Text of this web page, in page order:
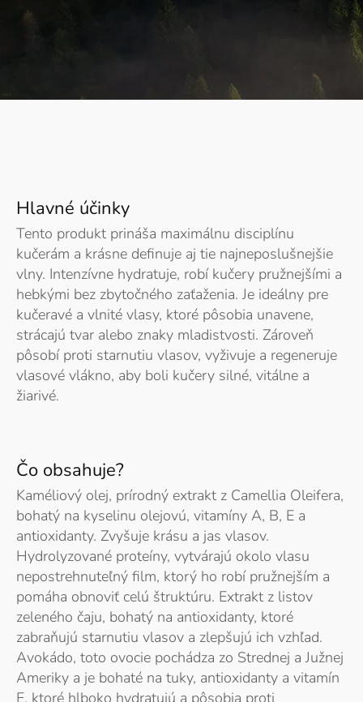
Hlavné účinky
Tento produkt prináša maximálnu disciplínu
kučerám a krásne definuje aj tie najneposlušnejšie
vlny. Intenzívne hydratuje, robí kučery pružnejšími a
hebkými bez zbytočného zaťaženia. Je ideálny pre
kučeravé a vlnité vlasy, ktoré pôsobia unavene,
strácajú tvar alebo znaky mladistvosti. Zároveň
pôsobí proti starnutiu vlasov, vyživuje a regeneruje
vlasové vlákno, aby boli kučery silné, vitálne a
žiarivé.
Čo obsahuje?
Kaméliový olej, prírodný extrakt z Camellia Oleifera,
bohatý na kyselinu olejovú, vitamíny A, B, E a
antioxidanty. Zvyšuje krásu a jas vlasov.
Hydrolyzované proteíny, vytvárajú okolo vlasu
nepostrehnuteľný film, ktorý ho robí pružnejším a
pomáha obnoviť celú štruktúru. Extrakt z listov
zeleného čaju, bohatý na antioxidanty, ktoré
zabraňujú starnutiu vlasov a zlepšujú ich vzhľad.
Avokádo, toto ovocie pochádza zo Strednej a Južnej
Ameriky a je bohaté na tuky, antioxidanty a vitamín
E, ktoré hlboko hydratujú a pôsobia proti